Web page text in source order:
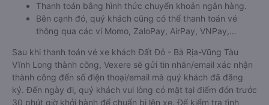
Thanh toán bằng hình thức chuyển khoản ngân hàng.
Bên cạnh đó, quý khách cũng có thể thanh toán vé
thông qua các ví Momo, ZaloPay, AirPay, VNPay,…
Sau khi thanh toán vé xe khách Đất Đỏ - Bà Rịa-Vũng Tàu
Vĩnh Long thành công, Vexere sẽ gửi tin nhắn/email xác nhận
thành công đến số điện thoại/email mà quý khách đã đăng
ký. Đến ngày đi, quý khách vui lòng có mặt tại điểm đón trước
30 phút giờ khởi hành để chuẩn bị lên xe. Để kiểm tra tình